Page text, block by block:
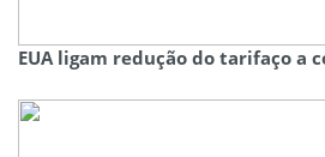
EUA ligam redução do tarifaço a